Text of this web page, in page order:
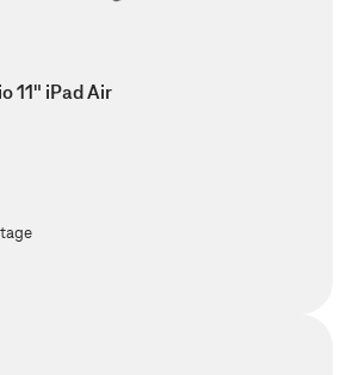
11" iPad Air